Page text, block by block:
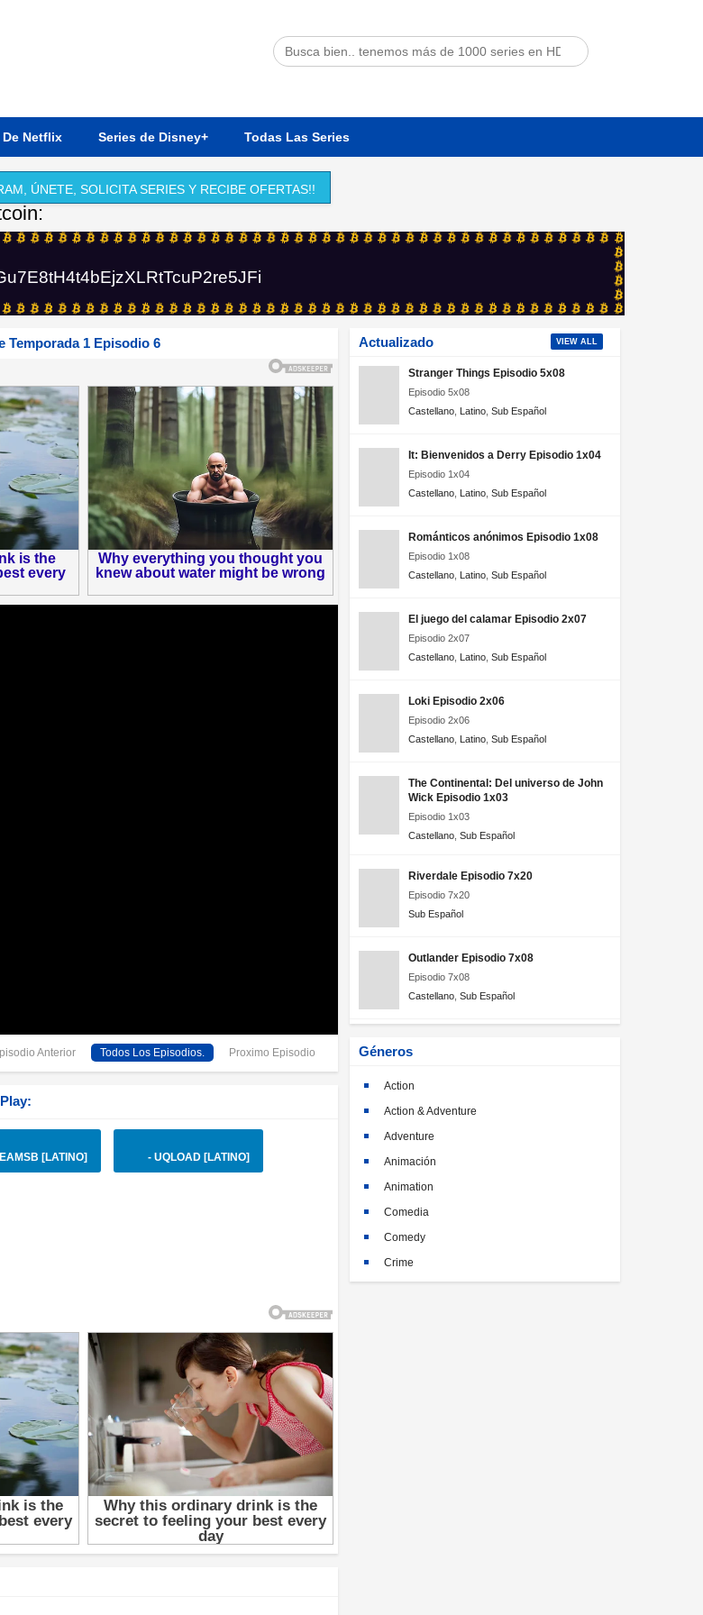
De Netflix Series de Disney+ Todas Las Series
ÚNETE, SOLICITA SERIES Y RECIBE OFERTAS!!
Temporada 1 Episodio 6
Anterior Todos Los Episodios. Proximo Episodio
[LATINO] - UQLOAD [LATINO]
Actualizado VIEW ALL
Stranger Things Episodio 5x08
Episodio 5x08
Castellano Latino Sub Español
It: Bienvenidos a Derry Episodio 1x04
Episodio 1x04
Castellano Latino Sub Español
Románticos anónimos Episodio 1x08
Episodio 1x08
Castellano Latino Sub Español
El juego del calamar Episodio 2x07
Episodio 2x07
Castellano Latino Sub Español
Loki Episodio 2x06
Episodio 2x06
Castellano Latino Sub Español
The Continental: Del universo de John
Wick Episodio 1x03
Episodio 1x03
Castellano Sub Español
Riverdale Episodio 7x20
Episodio 7x20
Sub Español
Outlander Episodio 7x08
Episodio 7x08
Castellano Sub Español
Géneros
Action
Action & Adventure
Adventure
Animación
Animation
Comedia
Comedy
Crime